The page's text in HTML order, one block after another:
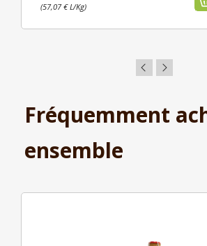
(57,07 € L/Kg)
Fréquemment
ensemble